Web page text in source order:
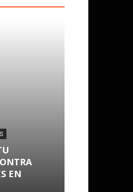
EN